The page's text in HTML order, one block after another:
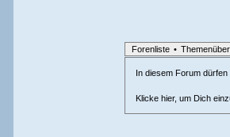
Forenliste •
In diesem Forum
Klicke hier, um Dich